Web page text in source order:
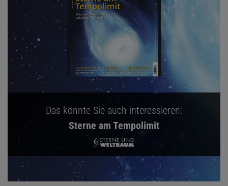
Das könnte Sie auch interessieren:
Sterne am Tempolimit